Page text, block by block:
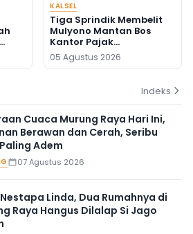
KALSEL
Tiga Sprindik Membelit
Mulyono Mantan Bos
Kantor Pajak
Banjarmasin
05 Agustus 2026
Indeks
Cuaca Murung Raya Hari Ini,
Berawan dan Cerah, Seribu
Adem
07 Agustus 2026
Linda, Dua Rumahnya di
Raya Hangus Dilalap Si Jago